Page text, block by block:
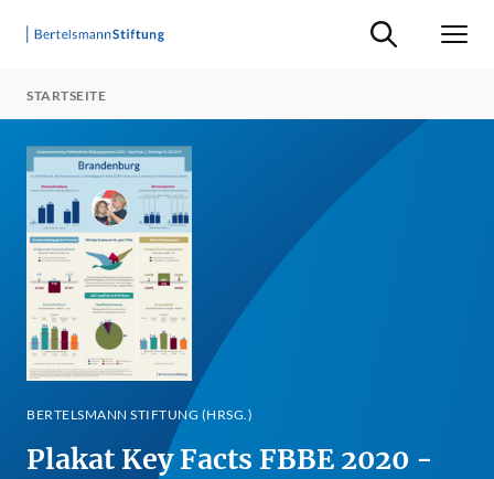
Suche ein-/
STARTSEITE
BERTELSMANN STIFTUNG (HRSG.)
Plakat Key Facts FBBE 2020 -